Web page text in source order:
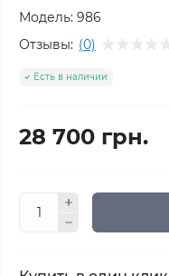
Модель: 986
Отзывы: (0)
Есть в наличии
28 700 грн.